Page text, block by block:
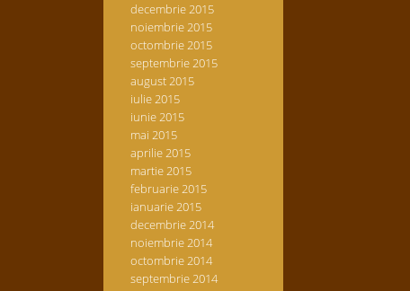
decembrie 2015
noiembrie 2015
octombrie 2015
septembrie 2015
august 2015
iulie 2015
iunie 2015
mai 2015
aprilie 2015
martie 2015
februarie 2015
ianuarie 2015
decembrie 2014
noiembrie 2014
octombrie 2014
septembrie 2014